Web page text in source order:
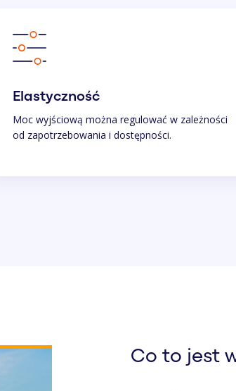
Elastyczność
Moc wyjściową można regulować w zależności
od zapotrzebowania i dostępności.
Co to jest